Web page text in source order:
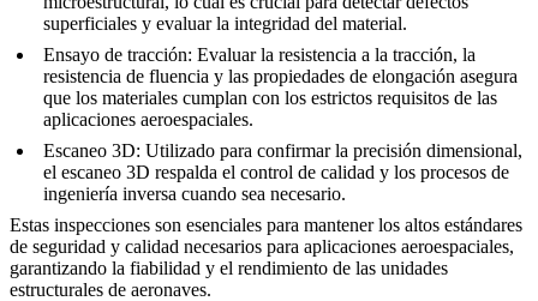
superficiales y evaluar la integridad del material.
Ensayo de tracción: Evaluar la resistencia a la tracción, la
resistencia de fluencia y las propiedades de elongación asegura
que los materiales cumplan con los estrictos requisitos de las
aplicaciones aeroespaciales.
Escaneo 3D: Utilizado para confirmar la precisión dimensional,
el escaneo 3D respalda el control de calidad y los procesos de
ingeniería inversa cuando sea necesario.
Estas inspecciones son esenciales para mantener los altos estándares
de seguridad y calidad necesarios para aplicaciones aeroespaciales,
garantizando la fiabilidad y el rendimiento de las unidades
estructurales de aeronaves.